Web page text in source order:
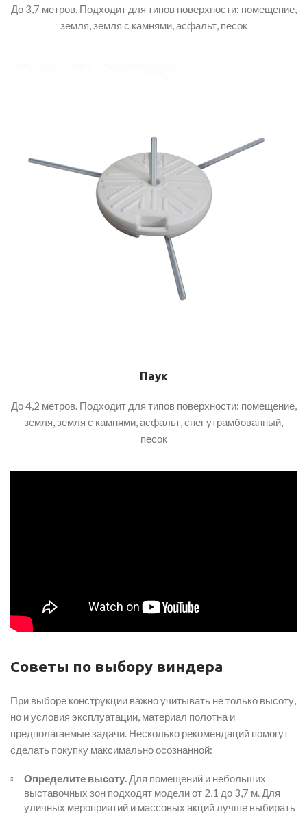
До 3,7 метров. Подходит для типов поверхности: помещение,
земля, земля с камнями, асфальт, песок
Паук
До 4,2 метров. Подходит для типов поверхности: помещение,
земля, земля с камнями, асфальт, снег утрамбованный,
песок
Советы по выбору виндера
При выборе конструкции важно учитывать не только высоту,
но и условия эксплуатации, материал полотна и
предполагаемые задачи. Несколько рекомендаций помогут
сделать покупку максимально осознанной:
Определите высоту. Для помещений и небольших
выставочных зон подходят модели от 2,1 до 3,7 м. Для
уличных мероприятий и массовых акций лучше выбирать